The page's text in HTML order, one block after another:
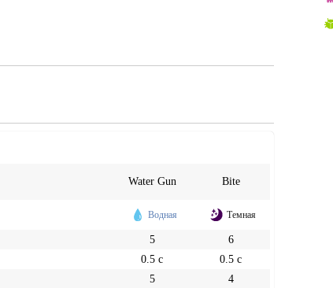
Water Gun Bite
Водная Темная
5
6
0.5 с
0.5 с
5 4